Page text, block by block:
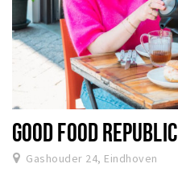
GOOD FOOD REPUBLIC
Gashouder 24, Eindhoven